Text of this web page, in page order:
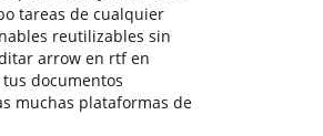
tareas de cualquier
reutilizables sin
arrow en rtf en
documentos
muchas plataformas de